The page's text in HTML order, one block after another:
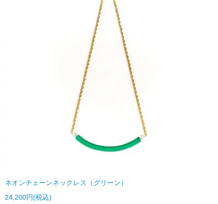
ネオンチェーンネックレス（グリーン）
24,200円(税込)